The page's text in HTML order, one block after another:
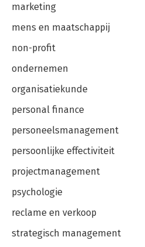
marketing
mens en maatschappij
non-profit
ondernemen
organisatiekunde
personal finance
personeelsmanagement
persoonlijke effectiviteit
projectmanagement
psychologie
reclame en verkoop
strategisch management